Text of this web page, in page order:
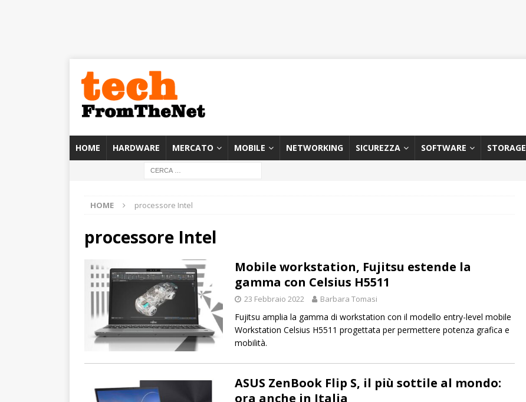
HOME HARDWARE MERCATO MOBILE NETWORKING SICUREZZA SOFTWARE STORAGE
HOME processore Intel
processore Intel
Mobile workstation, Fujitsu estende la
gamma con Celsius H5511
23 Febbraio 2022 Barbara Tomasi
Fujitsu amplia la gamma di workstation con il modello entry-level mobile
Workstation Celsius H5511 progettata per permettere potenza grafica e
mobilità.
ASUS ZenBook Flip S, il più sottile al mondo:
ora anche in Italia